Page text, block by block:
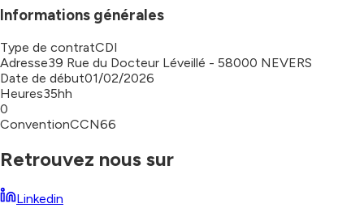
Informations générales
Type de contratCDI
Adresse39 Rue du Docteur Léveillé - 58000 NEVERS
Date de début01/02/2026
Heures35hh
0
ConventionCCN66
Retrouvez nous sur
Linkedin